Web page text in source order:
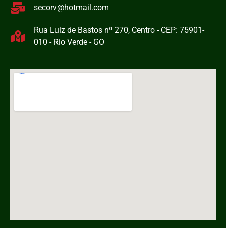
secorv@hotmail.com
Rua Luiz de Bastos nº 270, Centro - CEP: 75901-
010 - Rio Verde - GO